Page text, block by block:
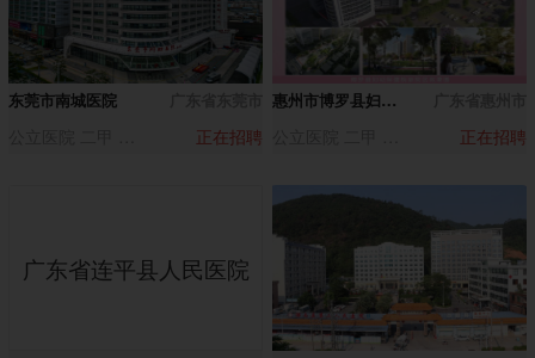
东莞市南城医院
公立医院 二甲 200-500人正在招聘
惠州市博罗县妇幼保健院
公立医院 二甲 500-1000人正在招聘
广东省连平县人民医院